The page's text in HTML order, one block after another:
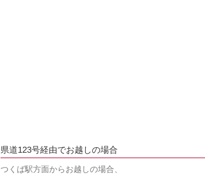
県道123号経由でお越しの場合
つくば駅方面からお越しの場合、